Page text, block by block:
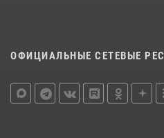
ОФИЦИАЛЬНЫЕ СЕТЕВЫЕ